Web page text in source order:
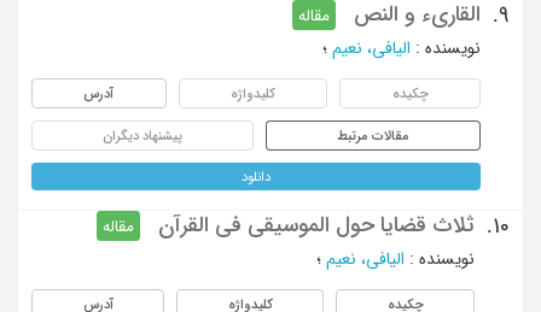
9. القاریء و النص
مقاله
نویسنده : الیافی، نعیم ؛
چکیده کلیدواژه آدرس
مقالات مرتبط پیشنهاد دیگران
دانلود
10. ثلاث قضایا حول الموسیقی فی القرآن
مقاله
نویسنده : الیافی، نعیم ؛
چکیده کلیدواژه آدرس